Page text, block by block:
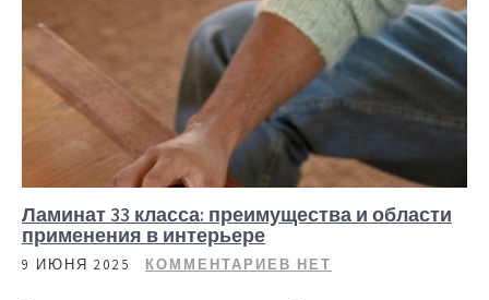
Ламинат 33 класса: преимущества и области
применения в интерьере
9 ИЮНЯ 2025 КОММЕНТАРИЕВ НЕТ